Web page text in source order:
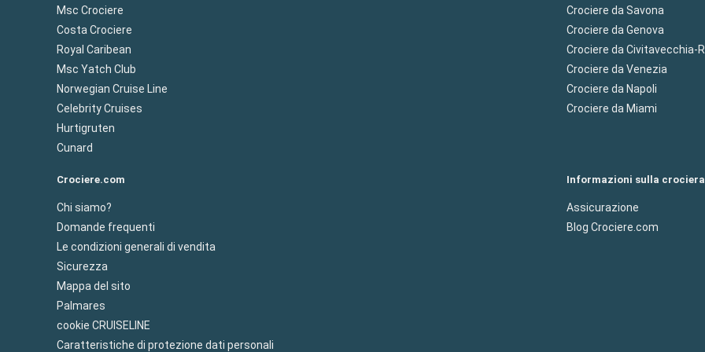
Msc Crociere
Costa Crociere
Royal Caribean
Msc Yatch Club
Norwegian Cruise Line
Celebrity Cruises
Hurtigruten
Cunard
Crociere da Savona
Crociere da Genova
Crociere da Civitavecchia-
Crociere da Venezia
Crociere da Napoli
Crociere da Miami
Crociere.com
Chi siamo?
Domande frequenti
Le condizioni generali di vendita
Sicurezza
Mappa del sito
Palmares
cookie CRUISELINE
Caratteristiche di protezione dati personali
Informazioni sulla crociera
Assicurazione
Blog Crociere.com